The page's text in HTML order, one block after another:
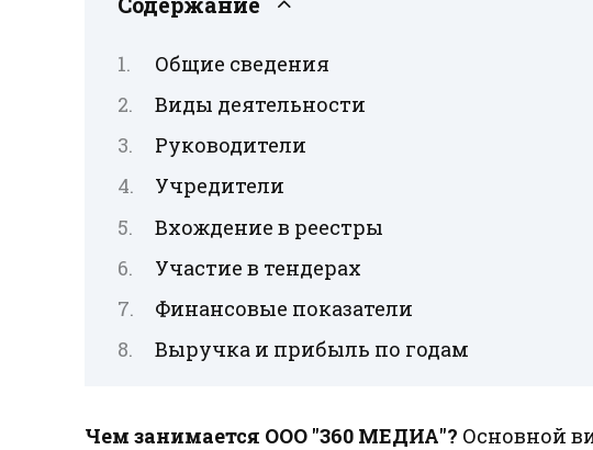
Общие сведения
Виды деятельности
Руководители
Учредители
Вхождение в реестры
Участие в тендерах
Финансовые показатели
Выручка и прибыль по годам
Чем занимается ООО "360 МЕДИА"? Основной